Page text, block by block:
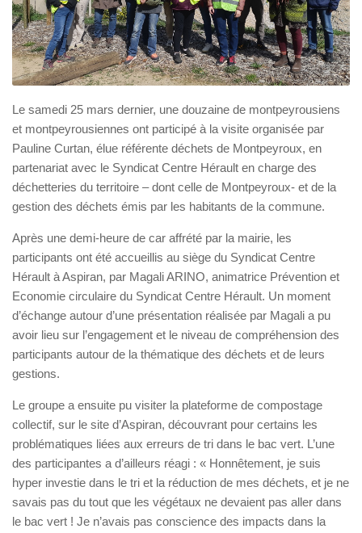
Le samedi 25 mars dernier, une douzaine de montpeyrousiens
et montpeyrousiennes ont participé à la visite organisée par
Pauline Curtan, élue référente déchets de Montpeyroux, en
partenariat avec le Syndicat Centre Hérault en charge des
déchetteries du territoire – dont celle de Montpeyroux- et de la
gestion des déchets émis par les habitants de la commune.
Après une demi-heure de car affrété par la mairie, les
participants ont été accueillis au siège du Syndicat Centre
Hérault à Aspiran, par Magali ARINO, animatrice Prévention et
Economie circulaire du Syndicat Centre Hérault. Un moment
d’échange autour d’une présentation réalisée par Magali a pu
avoir lieu sur l’engagement et le niveau de compréhension des
participants autour de la thématique des déchets et de leurs
gestions.
Le groupe a ensuite pu visiter la plateforme de compostage
collectif, sur le site d’Aspiran, découvrant pour certains les
problématiques liées aux erreurs de tri dans le bac vert. L’une
des participantes a d’ailleurs réagi : « Honnêtement, je suis
hyper investie dans le tri et la réduction de mes déchets, et je ne
savais pas du tout que les végétaux ne devaient pas aller dans
le bac vert ! Je n’avais pas conscience des impacts dans la